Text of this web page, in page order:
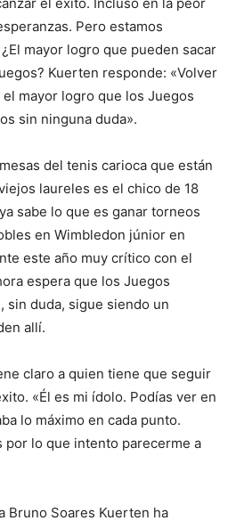
Pero estamos
mayor logro que pueden sacar
Kuerten responde: «Volver
mayor logro que los Juegos
sin ninguna duda».
del tenis carioca que están
laureles es el chico de 18
sabe lo que es ganar torneos
en Wimbledon júnior en
este año muy crítico con el
espera que los Juegos
sin duda, sigue siendo un
allí.
claro a quien tiene que seguir
«Él es mi ídolo. Podías ver en
lo máximo en cada punto.
por lo que intento parecerme a
Bruno Soares Kuerten ha